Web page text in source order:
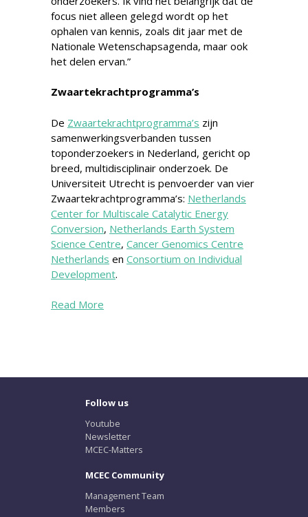
focus niet alleen gelegd wordt op het
ophalen van kennis, zoals dit jaar met de
Nationale Wetenschapsagenda, maar ook
het delen ervan.”
Zwaartekrachtprogramma’s
De Zwaartekrachtprogramma’s zijn
samenwerkingsverbanden tussen
toponderzoekers in Nederland, gericht op
breed, multidisciplinair onderzoek. De
Universiteit Utrecht is penvoerder van vier
Zwaartekrachtprogramma’s: Netherlands
Center for Multiscale Catalytic Energy
Conversion, Netherlands Earth System
Science Centre, Cancer Genomics Centre
Netherlands en Consortium on Individual
Development.
Read More
Follow us
Youtube
Newsletter
MCEC-Matters
MCEC Community
Management Team
Members